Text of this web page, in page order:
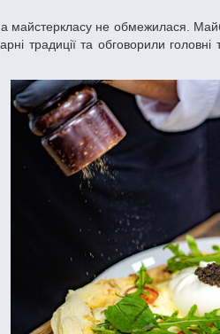
традиції та обговорили